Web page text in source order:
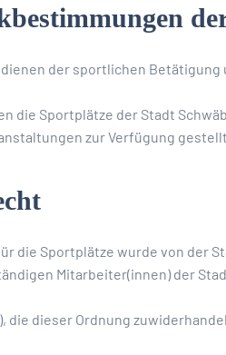
der sportlichen
die Sportplätze der Stadt
zur Verfügung gestellt.
die Sportplätze wurde von der
Mitarbeiter(innen) der
die dieser Ordnung